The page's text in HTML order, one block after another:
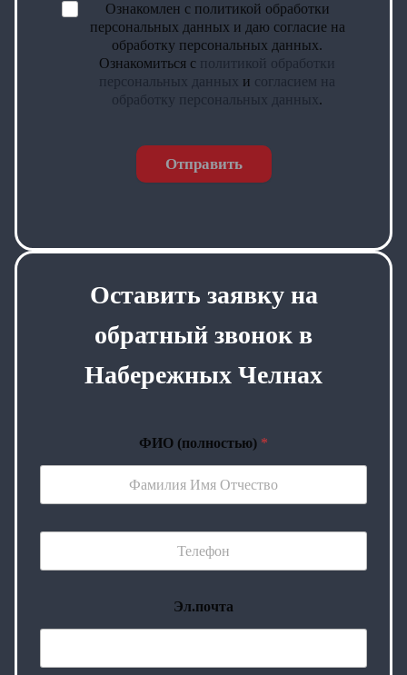
Ознакомлен с политикой обработки
персональных данных и даю согласие на
обработку персональных данных.
Ознакомиться с политикой обработки
персональных данных и согласием на
обработку персональных данных.
Отправить
Оставить заявку на
обратный звонок в
Набережных Челнах
ФИО (полностью) *
Эл.почта